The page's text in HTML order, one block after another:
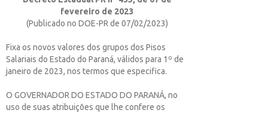
fevereiro de 2023
(Publicado no DOE-PR de 07/02/2023)
Fixa os novos valores dos grupos dos Pisos
Salariais do Estado do Paraná, válidos para 1º de
janeiro de 2023, nos termos que especifica.
O GOVERNADOR DO ESTADO DO PARANÁ, no
uso de suas atribuições que lhe confere os